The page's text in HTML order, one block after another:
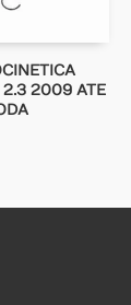
2.3 2009 ATE